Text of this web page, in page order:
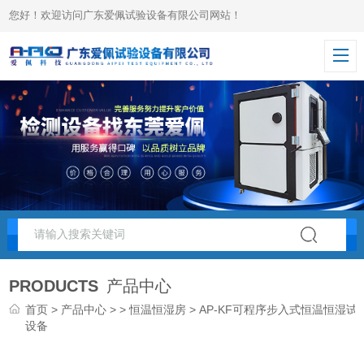
您好！欢迎访问广东爱佩试验设备有限公司网站！
PRODUCTS 产品中心
首页 > 产品中心 > >恒温恒湿房 > AP-KF可程序步入式恒温恒湿试
设备